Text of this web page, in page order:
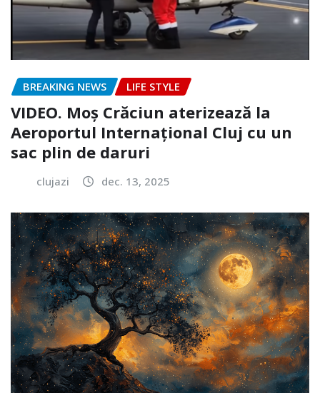
BREAKING NEWS LIFE STYLE
VIDEO. Moș Crăciun aterizează la
Aeroportul Internațional Cluj cu un
sac plin de daruri
clujazi dec. 13, 2025